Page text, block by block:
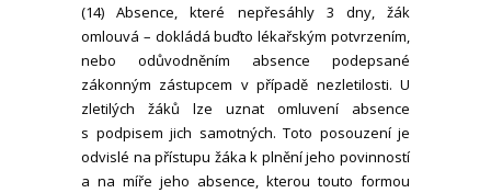
(14) Absence, které nepřesáhly 3 dny, žák
omlouvá – dokládá buďto lékařským potvrzením,
nebo odůvodněním absence podepsané
zákonným zástupcem v případě nezletilosti. U
zletilých žáků lze uznat omluvení absence
s podpisem jich samotných. Toto posouzení je
odvislé na přístupu žáka k plnění jeho povinností
a na míře jeho absence, kterou touto formou